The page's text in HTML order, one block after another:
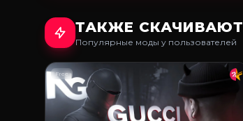
ТАКЖЕ СКАЧИВАЮТ
Популярные моды у пользователей
Free